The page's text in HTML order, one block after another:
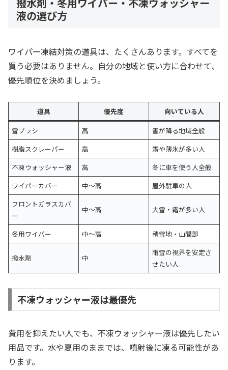
液の選び方
ワイパー凍結対策の道具は、たくさんあります。すべてを
買う必要はありません。自分の地域と使い方に合わせて、
優先順位を決めましょう。
道具 優先度
向いている人
雪ブラシ
高
雪が降る地域全般
樹脂スクレーパー
高
霜や薄氷が多い人
不凍ウォッシャー液
高
冬に車を使う人全般
ワイパーカバー
中〜高
屋外駐車の人
フロントガラスカバ
ー
中〜高 大雪・霜が多い人
冬用ワイパー 中〜高 積雪地・山間部
撥水剤 中
雨雪の視界を安定さ
せたい人
不凍ウォッシャー液は最優先
費用を抑えたい人でも、不凍ウォッシャー液は優先したい
用品です。水や夏用のままでは、噴射後に凍る可能性があ
ります。